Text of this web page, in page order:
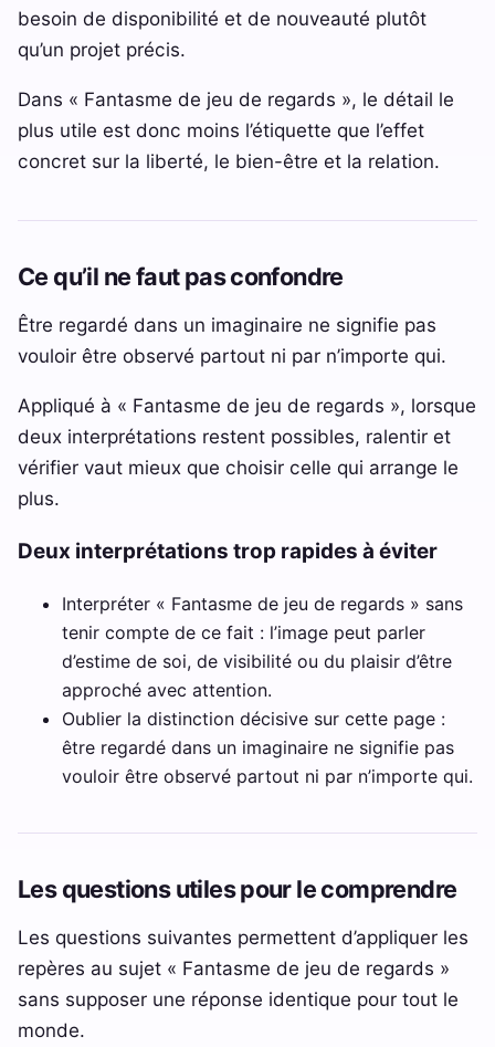
besoin de disponibilité et de nouveauté plutôt
qu’un projet précis.
Dans « Fantasme de jeu de regards », le détail le
plus utile est donc moins l’étiquette que l’effet
concret sur la liberté, le bien-être et la relation.
Ce qu’il ne faut pas confondre
Être regardé dans un imaginaire ne signifie pas
vouloir être observé partout ni par n’importe qui.
Appliqué à « Fantasme de jeu de regards », lorsque
deux interprétations restent possibles, ralentir et
vérifier vaut mieux que choisir celle qui arrange le
plus.
Deux interprétations trop rapides à éviter
Interpréter « Fantasme de jeu de regards » sans
tenir compte de ce fait : l’image peut parler
d’estime de soi, de visibilité ou du plaisir d’être
approché avec attention.
Oublier la distinction décisive sur cette page :
être regardé dans un imaginaire ne signifie pas
vouloir être observé partout ni par n’importe qui.
Les questions utiles pour le comprendre
Les questions suivantes permettent d’appliquer les
repères au sujet « Fantasme de jeu de regards »
sans supposer une réponse identique pour tout le
monde.